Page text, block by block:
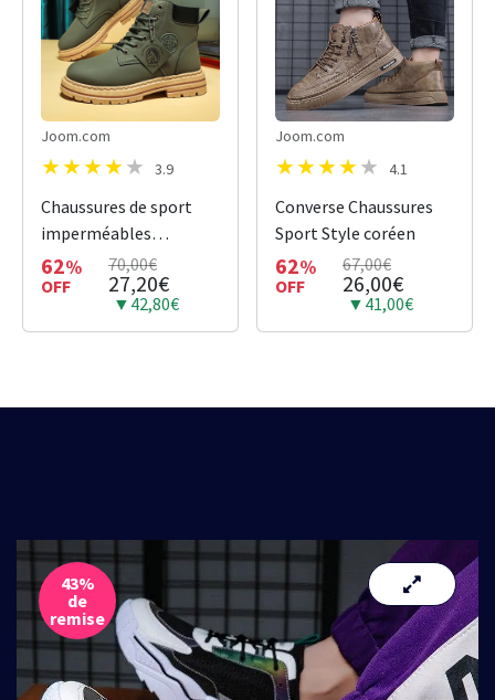
Joom.com
3.9
Chaussures de sport
imperméables
antidérapantes
62%
OFF
70,00€
27,20€
▼42,80€
Joom.com
4.1
Converse Chaussures
Sport Style coréen
62%
OFF
67,00€
26,00€
▼41,00€
43%
de
remise